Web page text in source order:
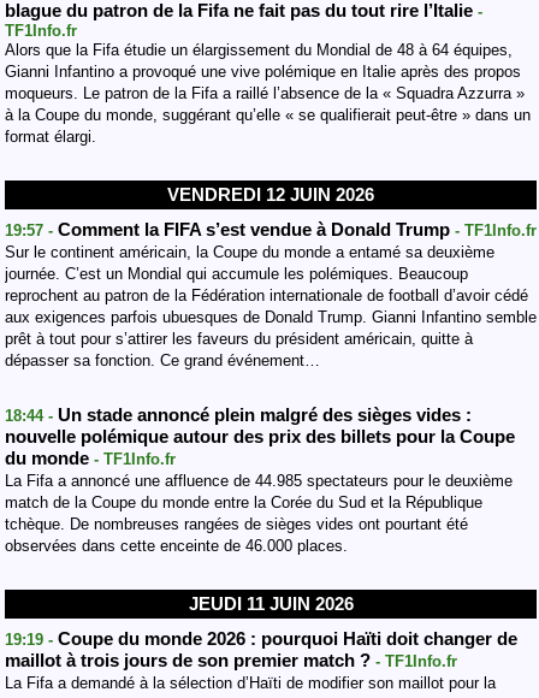
blague du patron de la Fifa ne fait pas du tout rire l’Italie -
TF1Info.fr
Alors que la Fifa étudie un élargissement du Mondial de 48 à 64 équipes,
Gianni Infantino a provoqué une vive polémique en Italie après des propos
moqueurs. Le patron de la Fifa a raillé l’absence de la « Squadra Azzurra »
à la Coupe du monde, suggérant qu’elle « se qualifierait peut-être » dans un
format élargi.
VENDREDI 12 JUIN 2026
19:57 - Comment la FIFA s’est vendue à Donald Trump - TF1Info.fr
Sur le continent américain, la Coupe du monde a entamé sa deuxième
journée. C’est un Mondial qui accumule les polémiques. Beaucoup
reprochent au patron de la Fédération internationale de football d’avoir cédé
aux exigences parfois ubuesques de Donald Trump. Gianni Infantino semble
prêt à tout pour s’attirer les faveurs du président américain, quitte à
dépasser sa fonction. Ce grand événement…
18:44 - Un stade annoncé plein malgré des sièges vides :
nouvelle polémique autour des prix des billets pour la Coupe
du monde - TF1Info.fr
La Fifa a annoncé une affluence de 44.985 spectateurs pour le deuxième
match de la Coupe du monde entre la Corée du Sud et la République
tchèque. De nombreuses rangées de sièges vides ont pourtant été
observées dans cette enceinte de 46.000 places.
JEUDI 11 JUIN 2026
19:19 - Coupe du monde 2026 : pourquoi Haïti doit changer de
maillot à trois jours de son premier match ? - TF1Info.fr
La Fifa a demandé à la sélection d’Haïti de modifier son maillot pour la